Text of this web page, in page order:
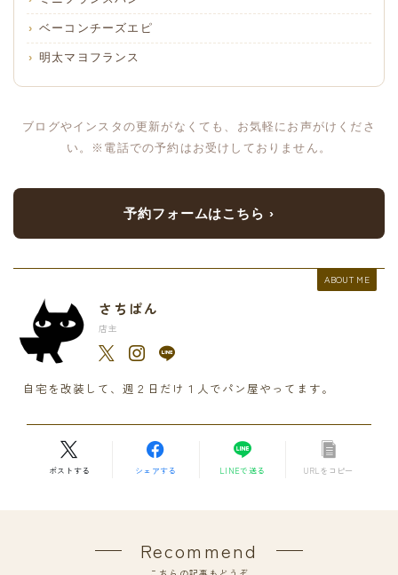
ベーコンチーズエピ
明太マヨフランス
ブログやインスタの更新がなくても、お気軽にお声がけくださ
い。※電話での予約はお受けしておりません。
予約フォームはこちら ›
ABOUT ME
さちぱん
店主
自宅を改装して、週２日だけ１人でパン屋やってます。
ポストする シェアする LINEで送る URLをコピー
Recommend